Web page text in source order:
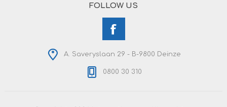
FOLLOW US
A. Saveryslaan 29 - B-9800 Deinze
0800 30 310